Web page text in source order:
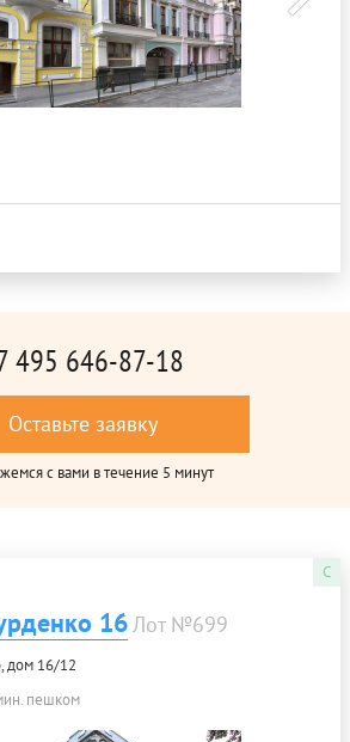
495 646-87-18
Оставьте заявку
с вами в течение 5 минут
C
16Лот №699
дом 16/12
пешком